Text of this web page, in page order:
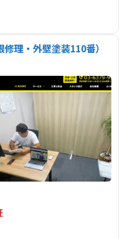
理・外壁塗装110番）